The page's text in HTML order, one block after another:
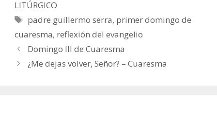
LITÚRGICO
Etiquetas
padre guillermo serra, primer domingo de
cuaresma, reflexión del evangelio
Domingo III de Cuaresma
¿Me dejas volver, Señor? – Cuaresma